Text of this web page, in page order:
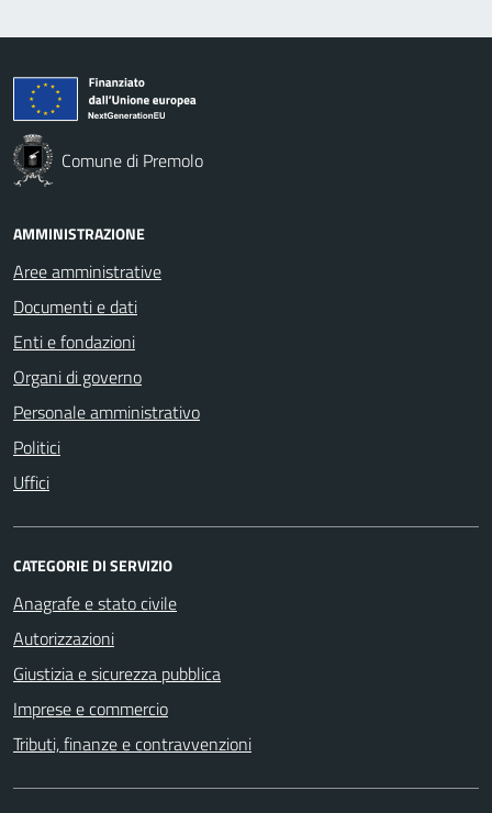
Comune di Premolo
AMMINISTRAZIONE
Aree amministrative
Documenti e dati
Enti e fondazioni
Organi di governo
Personale amministrativo
Politici
Uffici
CATEGORIE DI SERVIZIO
Anagrafe e stato civile
Autorizzazioni
Giustizia e sicurezza pubblica
Imprese e commercio
Tributi, finanze e contravvenzioni